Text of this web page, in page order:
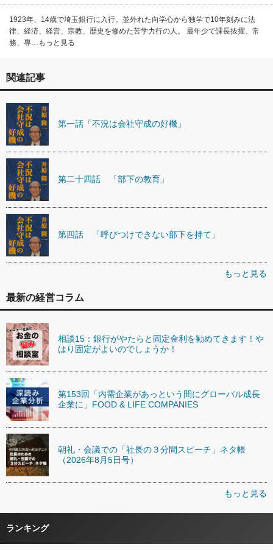
1923年、14歳で埼玉銀行に入行。並外れた向学心から独学で10年刻みに法
律、経済、経営、宗教、歴史を修めた苦学力行の人。 最年少で課長抜擢、常
務、専…もっと見る
関連記事
第一話「不況は会社守成の好機」
第二十四話 「部下の教育」
第四話 「呼びつけできない部下を持て」
もっと見る
最新の経営コラム
相談15：銀行がやたらと固定金利を勧めてきます！や
はり固定がよいのでしょうか！
第153回「内需企業があっという間にグローバル成長
企業に」FOOD & LIFE COMPANIES
朝礼・会議での「社長の３分間スピーチ」ネタ帳
（2026年8月5日号）
もっと見る
ランキング